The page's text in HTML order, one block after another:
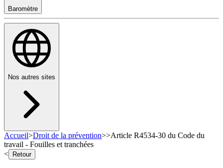
Baromètre
Nos autres sites
Accueil>Droit de la prévention>>Article R4534-30 du Code du
travail - Fouilles et tranchées
<
Retour